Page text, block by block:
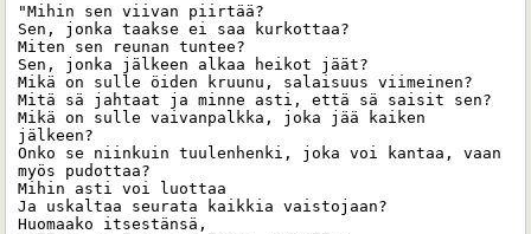
"Mihin sen viivan piirtää?
Sen, jonka taakse ei saa kurkottaa?
Miten sen reunan tuntee?
Sen, jonka jälkeen alkaa heikot jäät?
Mikä on sulle öiden kruunu, salaisuus viimeinen?
Mitä sä jahtaat ja minne asti, että sä saisit sen?
Mikä on sulle vaivanpalkka, joka jää kaiken
jälkeen?
Onko se niinkuin tuulenhenki, joka voi kantaa, vaan
myös pudottaa?
Mihin asti voi luottaa
Ja uskaltaa seurata kaikkia vaistojaan?
Huomaako itsestänsä,